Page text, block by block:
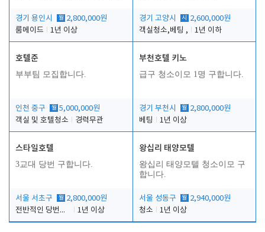
경기 용인시 월 2,800,000원
룸메이드
1년 이상
경기 고양시 시
2,600,000원
객실청소,베팅 ,
1년 이하
호텔준
부부팀 모집합니다.
인천 중구 월 5,000,000원
객실 및 호텔청소
경력무관
부천호텔 키노
급구 청소이모 1명 구합니다.
경기 부천시 월 2,800,000원
베팅
1년 이상
스타일호텔
3교대 당번 구합니다.
서울 서초구 월 2,800,000원
전반적인 당번업무
1년 이상
왕십리 태양모텔
왕십리 태양모텔 청소이모 구
합니다.
서울 성동구 월 2,940,000원
청소
1년 이상